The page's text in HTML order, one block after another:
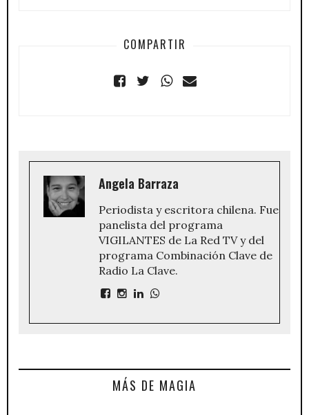
COMPARTIR
Angela Barraza
Periodista y escritora chilena. Fue
panelista del programa
VIGILANTES de La Red TV y del
programa Combinación Clave de
Radio La Clave.
MÁS DE MAGIA